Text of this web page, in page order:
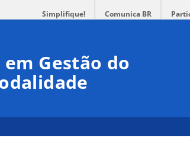
Simplifique! Comunica BR
Gestão do